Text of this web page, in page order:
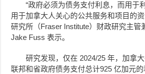
“政府必须为债务支付利息，而用于
用于加拿大人关心的公共服务和项目的
研究所（Fraser Institute）财政研究主管
Jake Fuss 表示。
研究发现，仅在 2024/25 年，加拿大
联邦和省政府债务支付总计925 亿加元的